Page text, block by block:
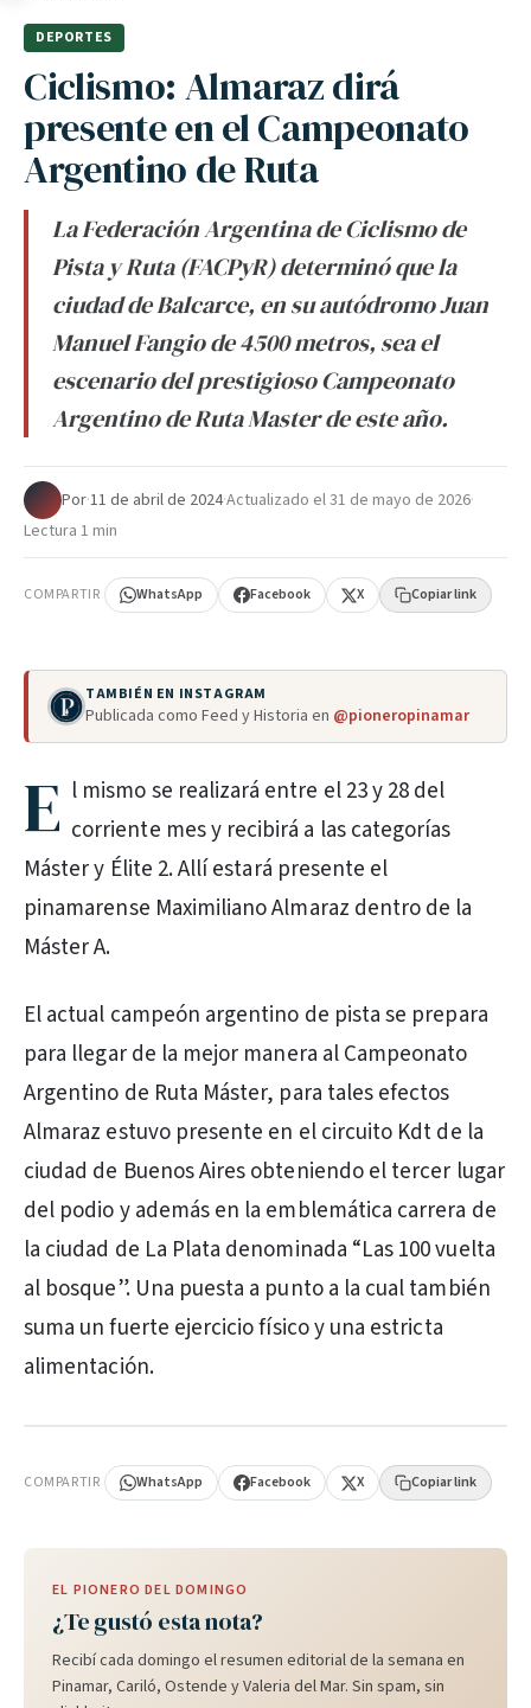
DEPORTES
Ciclismo: Almaraz dirá
presente en el Campeonato
Argentino de Ruta
La Federación Argentina de Ciclismo de
Pista y Ruta (FACPyR) determinó que la
ciudad de Balcarce, en su autódromo Juan
Manuel Fangio de 4500 metros, sea el
escenario del prestigioso Campeonato
Argentino de Ruta Master de este año.
Por·11 de abril de 2024·Actualizado el31 de mayo de 2026·
Lectura 1 min
COMPARTIR WhatsApp Facebook X Copiar link
TAMBIÉN EN INSTAGRAM
Publicada como Feed y Historia en @pioneropinamar
E l mismo se realizará entre el 23 y 28 del
corriente mes y recibirá a las categorías
Máster y Élite 2. Allí estará presente el
pinamarense Maximiliano Almaraz dentro de la
Máster A.
El actual campeón argentino de pista se prepara
para llegar de la mejor manera al Campeonato
Argentino de Ruta Máster, para tales efectos
Almaraz estuvo presente en el circuito Kdt de la
ciudad de Buenos Aires obteniendo el tercer lugar
del podio y además en la emblemática carrera de
la ciudad de La Plata denominada “Las 100 vuelta
al bosque”. Una puesta a punto a la cual también
suma un fuerte ejercicio físico y una estricta
alimentación.
COMPARTIR WhatsApp Facebook X Copiar link
EL PIONERO DEL DOMINGO
¿Te gustó esta nota?
Recibí cada domingo el resumen editorial de la semana en
Pinamar, Cariló, Ostende y Valeria del Mar. Sin spam, sin